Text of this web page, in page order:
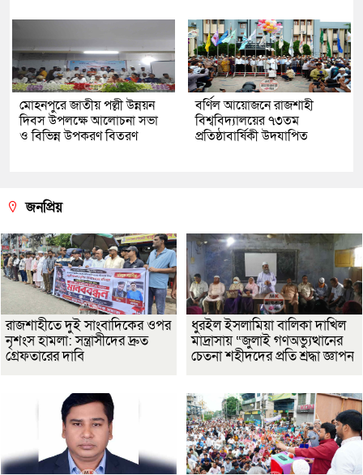
মোহনপুরে জাতীয় পল্লী উন্নয়ন
দিবস উপলক্ষে আলোচনা সভা
ও বিভিন্ন উপকরণ বিতরণ
বর্ণিল আয়োজনে রাজশাহী
বিশ্ববিদ্যালয়ের ৭৩তম
প্রতিষ্ঠাবার্ষিকী উদযাপিত
জনপ্রিয়
রাজশাহীতে দুই সাংবাদিকের ওপর
নৃশংস হামলা: সন্ত্রাসীদের দ্রুত
গ্রেফতারের দাবি
ধুরইল ইসলামিয়া বালিকা দাখিল
মাদ্রাসায় “জুলাই গণঅভ্যুত্থানের
চেতনা শহীদদের প্রতি শ্রদ্ধা জ্ঞাপন